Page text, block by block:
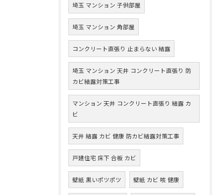
埼玉 マンション 子供部屋
埼玉 マンション 角部屋
コンクリート直張り 止まらない 結露
埼玉 マンション 天井 コンクリート直張り 防
カビ結露対策工事
マンション 天井 コンクリート直張り 結露 カ
ビ
天井 結露 カビ 健康 防カビ結露対策工事
戸建住宅 床下 合板 カビ
壁紙 黒いポツポツ 壁紙 カビ 咳 健康